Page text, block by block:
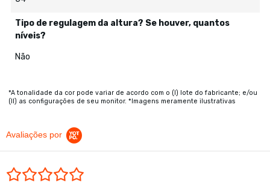
Tipo de regulagem da altura? Se houver, quantos
níveis?
Não
*A tonalidade da cor pode variar de acordo com o (I) lote do fabricante; e/ou
(II) as configurações de seu monitor. *Imagens meramente ilustrativas
Avaliações por